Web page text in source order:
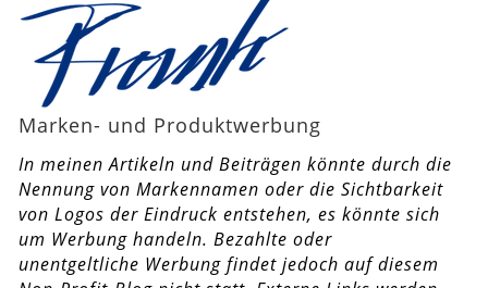
Marken- und Produktwerbung
In meinen Artikeln und Beiträgen könnte durch die
Nennung von Markennamen oder die Sichtbarkeit
von Logos der Eindruck entstehen, es könnte sich
um Werbung handeln. Bezahlte oder
unentgeltliche Werbung findet jedoch auf diesem